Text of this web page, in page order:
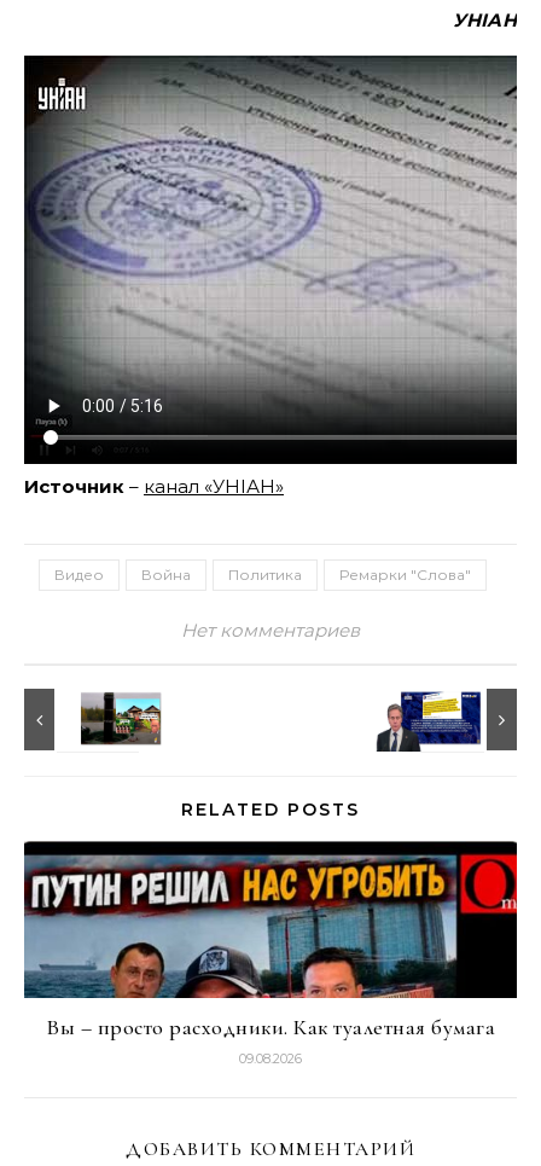
УНІАН
Источник – канал «УНІАН»
Видео Война Политика Ремарки "Слова"
Нет комментариев
RELATED POSTS
Вы – просто расходники. Как туалетная бумага
09.08.2026
ДОБАВИТЬ КОММЕНТАРИЙ